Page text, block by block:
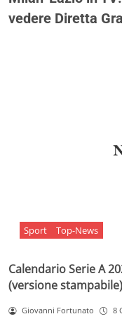
vedere Diretta
Sport Top-News
Calendario Serie A
(versione stampabile)
Giovanni Fortunato 8